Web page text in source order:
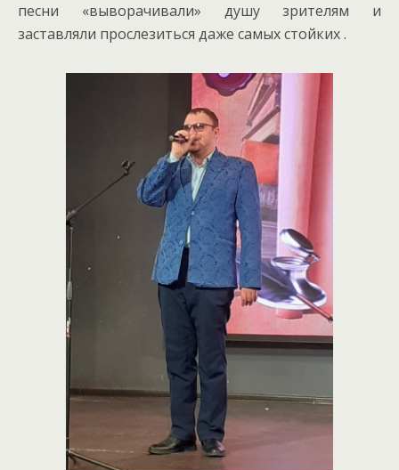
песни «выворачивали» душу зрителям и
заставляли прослезиться даже самых стойких .